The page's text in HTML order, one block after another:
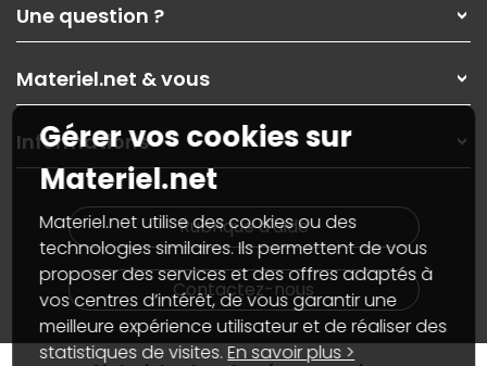
Nos services
Les magasins Materiel.net
Nos solutions pour les pros
Contactez-nous
Une question ?
Paiement, livraison
Garanties,Pack Zen
SAV, demander un retour
Informations
Guides d'achats et tutoriels
Materiel.net & vous
On répare votre PC portable
On rachète votre carte graphique
PC sur mesure : Votre RDV personnalisé
Notre démarche écologique
Materiel.net recrute
Notre programme d'affiliation
Partenariat & Sponsoring
Informations
Plan du site
Nos marques
Conditions générales de vente
Marketplace
Informations légales
Données personnellesetcookies
Gérer vos cookies
Accessibilité : non conforme
Rubrique d'aide
Contactez-nous
Gérer vos cookies sur
Materiel.net
Materiel.net utilise des cookies ou des
technologies similaires. Ils permettent de vous
proposer des services et des offres adaptés à
vos centres d’intérêt, de vous garantir une
meilleure expérience utilisateur et de réaliser des
statistiques de visites.En savoir plus >